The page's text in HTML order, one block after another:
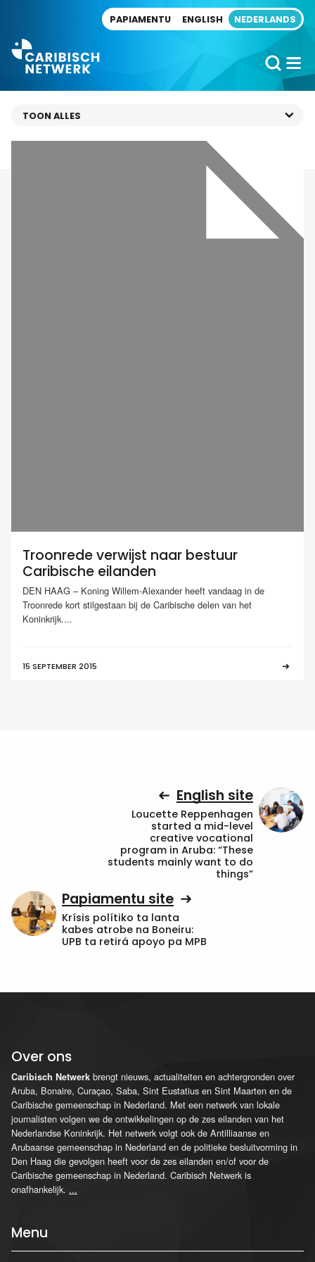
PAPIAMENTU ENGLISH NEDERLANDS
Troonrede verwijst naar bestuur
Caribische eilanden
DEN HAAG – Koning Willem-Alexander heeft vandaag in de
Troonrede kort stilgestaan bij de Caribische delen van het
Koninkrijk....
15 SEPTEMBER 2015
English site
Loucette Reppenhagen
started a mid-level
creative vocational
program in Aruba: “These
students mainly want to do
things”
Papiamentu site
Krísis polítiko ta lanta
kabes atrobe na Boneiru:
UPB ta retirá apoyo pa MPB
Over ons
Caribisch Netwerk brengt nieuws, actualiteiten en achtergronden over
Aruba, Bonaire, Curaçao, Saba, Sint Eustatius en Sint Maarten en de
Caribische gemeenschap in Nederland. Met een netwerk van lokale
journalisten volgen we de ontwikkelingen op de zes eilanden van het
Nederlandse Koninkrijk. Het netwerk volgt ook de Antilliaanse en
Arubaanse gemeenschap in Nederland en de politieke besluitvorming in
Den Haag die gevolgen heeft voor de zes eilanden en/of voor de
Caribische gemeenschap in Nederland. Caribisch Netwerk is
onafhankelijk. ...
Menu